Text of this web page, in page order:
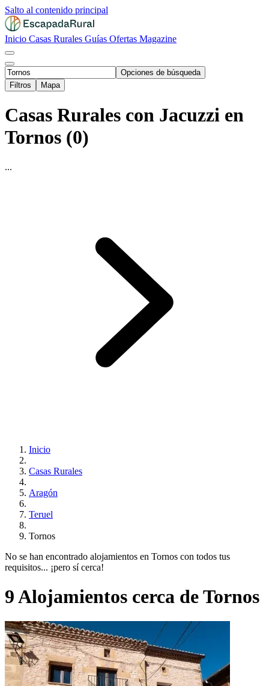
Salto al contenido principal
Inicio Casas Rurales Guías Ofertas Magazine
Opciones de búsqueda
Filtros
Mapa
Casas Rurales con Jacuzzi en
Tornos (0)
...
Inicio
Casas Rurales
Aragón
Teruel
Tornos
No se han encontrado alojamientos en Tornos con todos tus
requisitos... ¡pero sí cerca!
9 Alojamientos cerca de Tornos